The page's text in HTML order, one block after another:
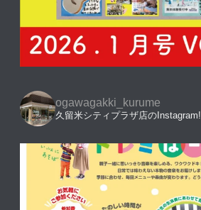
ogawagakki_kurume
久留米シティプラザ店のInstagram!